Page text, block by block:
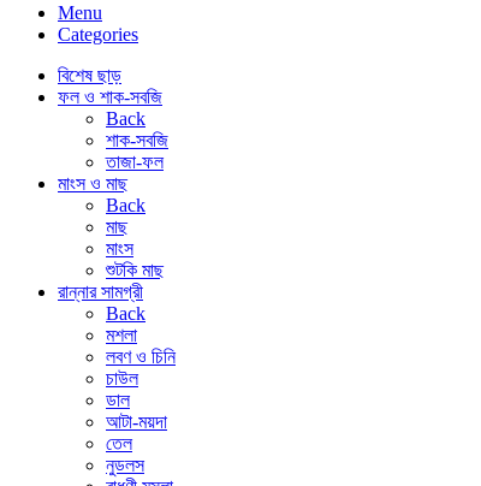
Menu
Categories
বিশেষ ছাড়
ফল ও শাক-সবজি
Back
শাক-সবজি
তাজা-ফল
মাংস ও মাছ
Back
মাছ
মাংস
শুটকি মাছ
রান্নার সামগ্রী
Back
মশলা
লবণ ও চিনি
চাউল
ডাল
আটা-ময়দা
তেল
নুডলস